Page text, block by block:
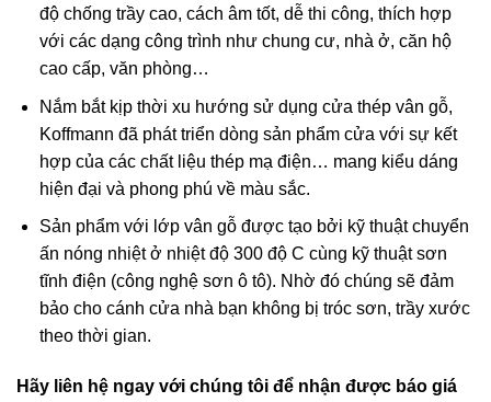
độ chống trầy cao, cách âm tốt, dễ thi công, thích hợp
với các dạng công trình như chung cư, nhà ở, căn hộ
cao cấp, văn phòng…
Nắm bắt kịp thời xu hướng sử dụng cửa thép vân gỗ,
Koffmann đã phát triển dòng sản phẩm cửa với sự kết
hợp của các chất liệu thép mạ điện… mang kiểu dáng
hiện đại và phong phú về màu sắc.
Sản phẩm với lớp vân gỗ được tạo bởi kỹ thuật chuyển
ấn nóng nhiệt ở nhiệt độ 300 độ C cùng kỹ thuật sơn
tĩnh điện (công nghệ sơn ô tô). Nhờ đó chúng sẽ đảm
bảo cho cánh cửa nhà bạn không bị tróc sơn, trầy xước
theo thời gian.
Hãy liên hệ ngay với chúng tôi để nhận được báo giá